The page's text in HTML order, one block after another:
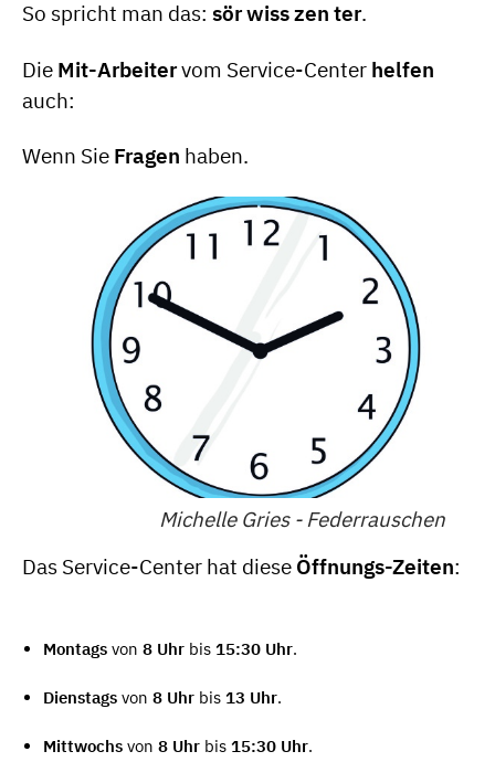
So spricht man das: sör wiss zen ter.
Die Mit-Arbeitervom Service-Center helfen
auch:
Wenn Sie Fragen haben.
Michelle Gries - Federrauschen
Das Service-Center hat diese Öffnungs-Zeiten:
Montagsvon 8 Uhrbis 15:30 Uhr.
Dienstagsvon 8 Uhrbis 13 Uhr.
Mittwochsvon 8 Uhrbis 15:30 Uhr.